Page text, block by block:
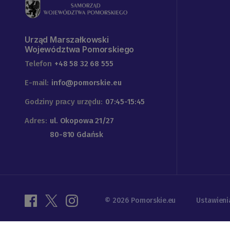
Urząd Marszałkowski
Województwa Pomorskiego
Telefon +48 58 32 68 555
E-mail: info@pomorskie.eu
Godziny pracy urzędu: 07:45-15:45
Adres: ul. Okopowa 21/27
80-810 Gdańsk
© 2026 Pomorskie.eu